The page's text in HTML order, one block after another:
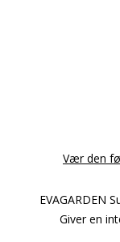
Vær den
EVAGARDEN
Giver en